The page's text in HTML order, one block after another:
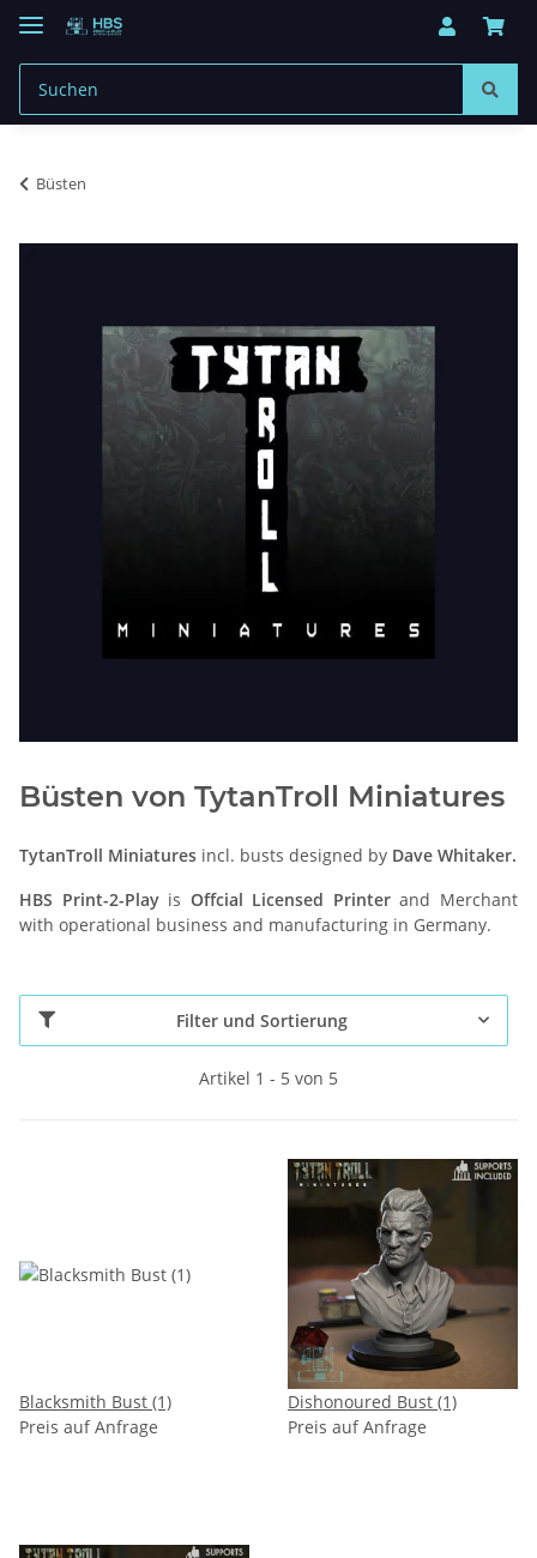
Büsten
Büsten von TytanTroll Miniatures
TytanTroll Miniatures incl. busts designed by Dave Whitaker.
HBS Print-2-Playis Offcial Licensed Printerand Merchant
with operational business and manufacturing in Germany.
Filter und Sortierung
Artikel 1 - 5 von 5
Blacksmith Bust (1)
Preis auf Anfrage
Dishonoured Bust (1)
Preis auf Anfrage